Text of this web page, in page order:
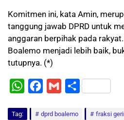
Komitmen ini, kata Amin,
tanggung jawab DPRD untuk
anggaran berpihak pada
Boalemo menjadi lebih baik,
tutupnya. (*)
W
c
a
S
Tag: dprd boalemo
fraksi